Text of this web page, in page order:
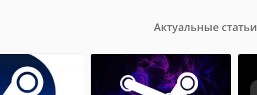
Актуальные статьи